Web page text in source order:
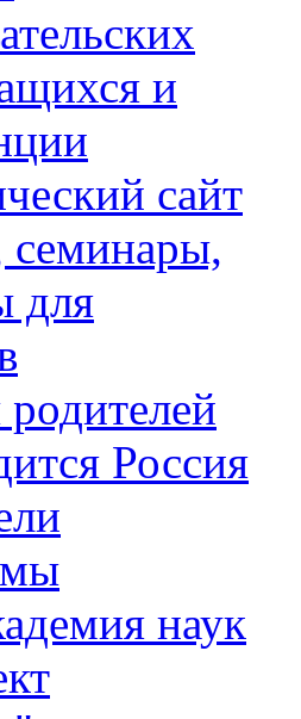
и
сайт
для
Россия
наук